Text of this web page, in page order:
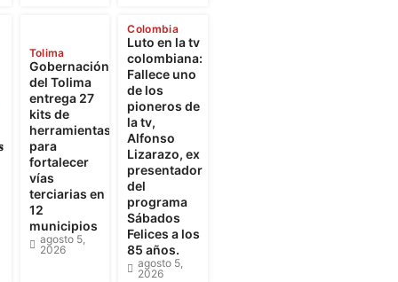
Tolima
Gobernación
del Tolima
entrega 27
kits de
herramientas
para
fortalecer
vías
terciarias en
12
municipios
agosto 5,
2026
Colombia
Luto en la tv
colombiana:
Fallece uno
de los
pioneros de
la tv,
Alfonso
Lizarazo, ex
presentador
del
programa
Sábados
Felices a los
85 años.
agosto 5,
2026